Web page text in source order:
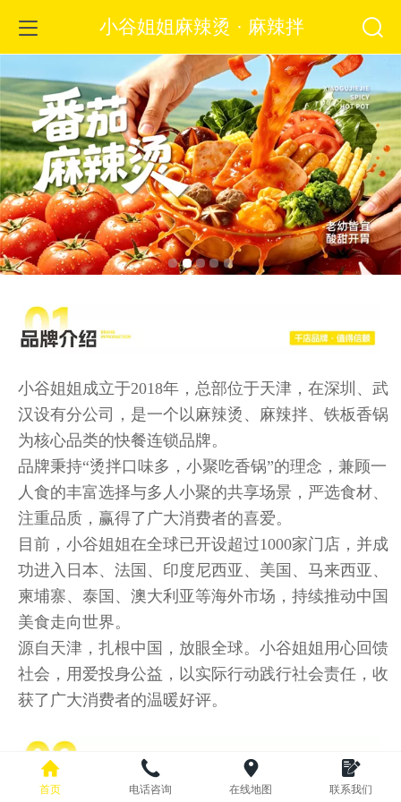
小谷姐姐麻辣烫 · 麻辣拌
小谷姐姐成立于2018年，总部位于天津，在深圳、武
汉设有分公司，是一个以麻辣烫、麻辣拌、铁板香锅
为核心品类的快餐连锁品牌。
品牌秉持“烫拌口味多，小聚吃香锅”的理念，兼顾一
人食的丰富选择与多人小聚的共享场景，严选食材、
注重品质，赢得了广大消费者的喜爱。
目前，小谷姐姐在全球已开设超过1000家门店，并成
功进入日本、法国、印度尼西亚、美国、马来西亚、
柬埔寨、泰国、澳大利亚等海外市场，持续推动中国
美食走向世界。
源自天津，扎根中国，放眼全球。小谷姐姐用心回馈
社会，用爱投身公益，以实际行动践行社会责任，收
获了广大消费者的温暖好评。
首页 电话咨询 在线地图 联系我们